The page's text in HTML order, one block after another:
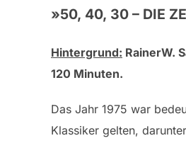
»50, 40, 30 – DIE
Hintergrund: RainerW.
120 Minuten.
Das Jahr 1975 war
Klassiker gelten,